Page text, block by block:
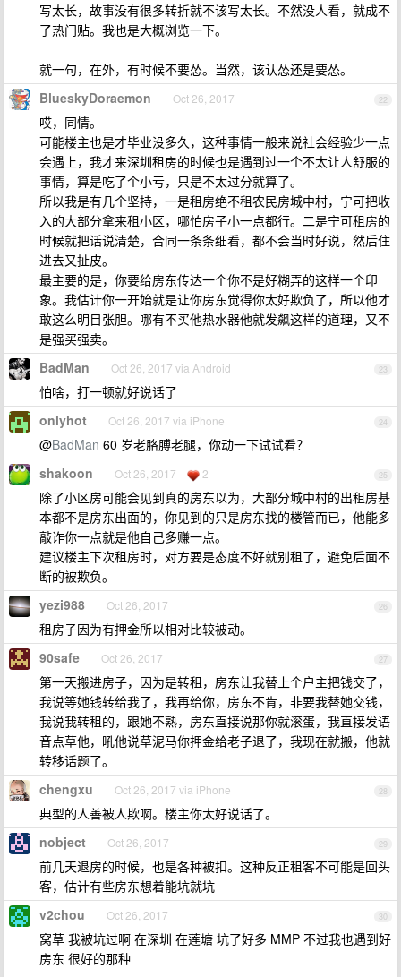
写太长，故事没有很多转折就不该写太长。不然没人看，就成不
了热门贴。我也是大概浏览一下。
就一句，在外，有时候不要怂。当然，该认怂还是要怂。
22
BlueskyDoraemon Oct 26, 2017
哎，同情。
可能楼主也是才毕业没多久，这种事情一般来说社会经验少一点
会遇上，我才来深圳租房的时候也是遇到过一个不太让人舒服的
事情，算是吃了个小亏，只是不太过分就算了。
所以我是有几个坚持，一是租房绝不租农民房城中村，宁可把收
入的大部分拿来租小区，哪怕房子小一点都行。二是宁可租房的
时候就把话说清楚，合同一条条细看，都不会当时好说，然后住
进去又扯皮。
最主要的是，你要给房东传达一个你不是好糊弄的这样一个印
象。我估计你一开始就是让你房东觉得你太好欺负了，所以他才
敢这么明目张胆。哪有不买他热水器他就发飙这样的道理，又不
是强买强卖。
23
BadMan Oct 26, 2017 via Android
怕啥，打一顿就好说话了
24
onlyhot Oct 26, 2017 via iPhone
@BadMan 60 岁老胳膊老腿，你动一下试试看？
25
shakoon Oct 26, 2017 2
除了小区房可能会见到真的房东以为，大部分城中村的出租房基
本都不是房东出面的，你见到的只是房东找的楼管而已，他能多
敲诈你一点就是他自己多赚一点。
建议楼主下次租房时，对方要是态度不好就别租了，避免后面不
断的被欺负。
26
yezi988 Oct 26, 2017
租房子因为有押金所以相对比较被动。
27
90safe Oct 26, 2017
第一天搬进房子，因为是转租，房东让我替上个户主把钱交了，
我说等她钱转给我了，我再给你，房东不肯，非要我替她交钱，
我说我转租的，跟她不熟，房东直接说那你就滚蛋，我直接发语
音点草他，吼他说草泥马你押金给老子退了，我现在就搬，他就
转移话题了。
28
chengxu Oct 26, 2017 via iPhone
典型的人善被人欺啊。楼主你太好说话了。
29
nobject Oct 26, 2017
前几天退房的时候，也是各种被扣。这种反正租客不可能是回头
客，估计有些房东想着能坑就坑
30
v2chou Oct 26, 2017
窝草 我被坑过啊 在深圳 在莲塘 坑了好多 MMP 不过我也遇到好
房东 很好的那种